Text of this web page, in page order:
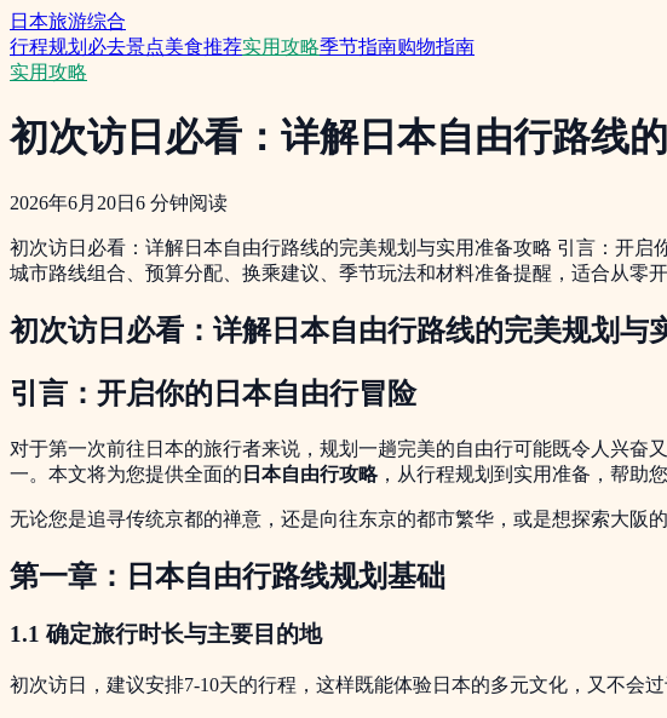
日本旅游综合
行程规划 必去景点美食推荐实用攻略季节指南购物指南
实用攻略
初次访日必看：详解日本自由行路线
2026年6月20日 6 分钟阅读
初次访日必看：详解日本自由行路线的完美规划与实用准备攻略 引言：开
城市路线组合、预算分配、换乘建议、季节玩法和材料准备提醒，适合从零开
初次访日必看：详解日本自由行路线的完美规划与
引言：开启你的日本自由行冒险
对于第一次前往日本的旅行者来说，规划一趟完美的自由行可能既令人兴
一。本文将为您提供全面的 日本自由行攻略，从行程规划到实用准备，帮助
无论您是追寻传统京都的禅意，还是向往东京的都市繁华，或是想探索大阪
第一章：日本自由行路线规划基础
1.1 确定旅行时长与主要目的地
初次访日，建议安排7-10天的行程，这样既能体验日本的多元文化，又不会